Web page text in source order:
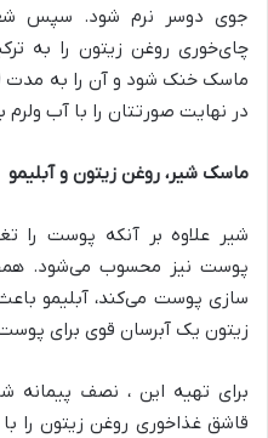
چای‌خوری روغن زیتون را به
در نهایت صورتتان را با آب
ماسک شیر، روغن زیتون و آبلیمو
شیر علاوه بر آنکه پوست را
پوست نیز محسوب می‌شود.
سازی پوست می‌کند، آبلیمو
زیتون یک آبرسان قوی برای
قاشق غذاخوری روغن زیتون را